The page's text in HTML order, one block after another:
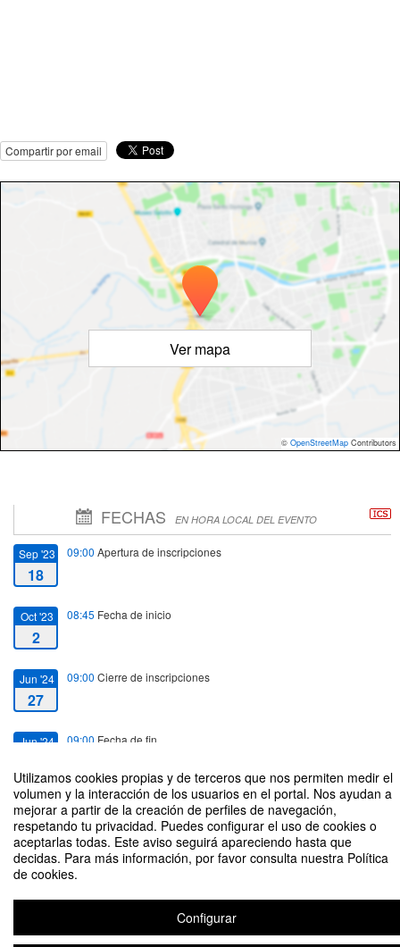
Utilizamos cookies propias y de terceros que nos permiten medir el
volumen y la interacción de los usuarios en el portal. Nos ayudan a
mejorar a partir de la creación de perfiles de navegación,
respetando tu privacidad. Puedes configurar el uso de cookies o
aceptarlas todas. Este aviso seguirá apareciendo hasta que
decidas. Para más información, por favor consulta nuestra Política
de cookies.
Configurar
Compartir por email
Ver mapa
© OpenStreetMap Contributors
FECHAS EN HORA LOCAL DEL EVENTO
Sep '23
18
09:00 Apertura de inscripciones
Oct '23
2
08:45 Fecha de inicio
Jun '24
27
09:00 Cierre de inscripciones
Jun '24 09:00 Fecha de fin
MUSCULACION C. SUR 23/24 Organizado por Deportes UPM
Plataforma de organización de eventos Symposium